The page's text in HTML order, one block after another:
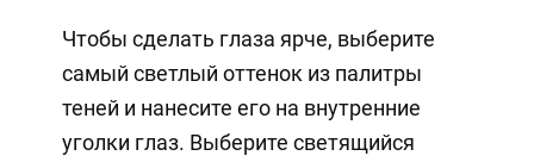
Чтобы сделать глаза ярче, выберите
самый светлый оттенок из палитры
теней и нанесите его на внутренние
уголки глаз. Выберите светящийся